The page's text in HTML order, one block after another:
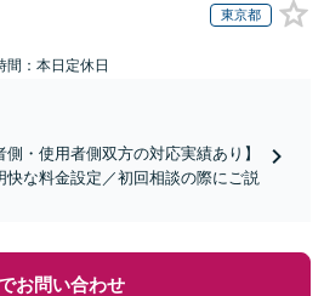
東京都
間：本日定休日
・使用者側双方の対応実績あり】
な料金設定／初回相談の際にご説
お問い合わせ